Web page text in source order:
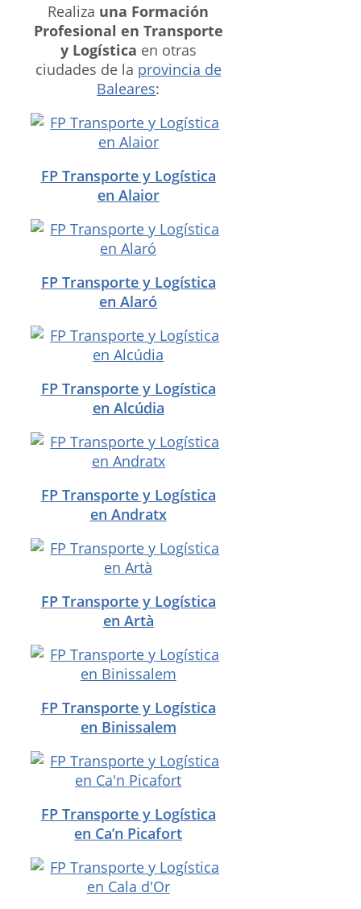
Realiza una Formación
Profesional en Transporte
y Logística en otras
ciudades de la provincia de
Baleares:
FP Transporte y Logística
en Alaior
FP Transporte y Logística
en Alaró
FP Transporte y Logística
en Alcúdia
FP Transporte y Logística
en Andratx
FP Transporte y Logística
en Artà
FP Transporte y Logística
en Binissalem
FP Transporte y Logística
en Ca’n Picafort